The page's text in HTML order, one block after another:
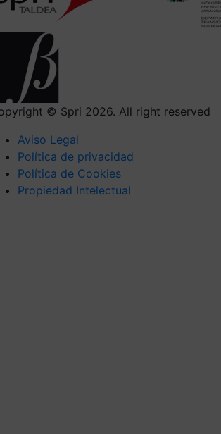
© Spri 2026. All right reserved
Aviso Legal
Política de privacidad
Política de Cookies
Propiedad Intelectual